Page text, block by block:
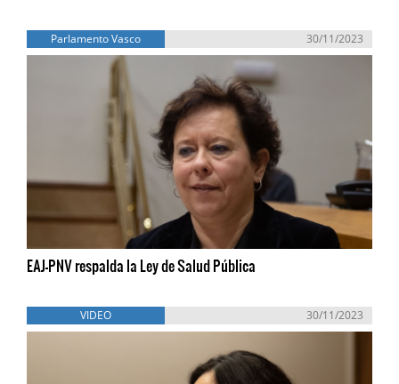
Parlamento Vasco 30/11/2023
EAJ-PNV respalda la Ley de Salud Pública
VIDEO 30/11/2023